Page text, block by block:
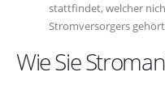
stattfindet, welcher
Stromversorgers
Wie Sie